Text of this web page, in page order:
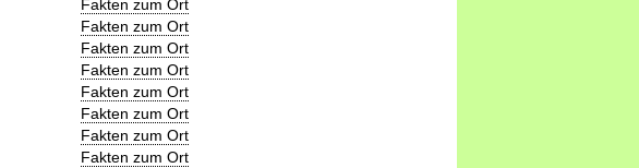
Fakten zum Ort
Fakten zum Ort
Fakten zum Ort
Fakten zum Ort
Fakten zum Ort
Fakten zum Ort
Fakten zum Ort
Fakten zum Ort